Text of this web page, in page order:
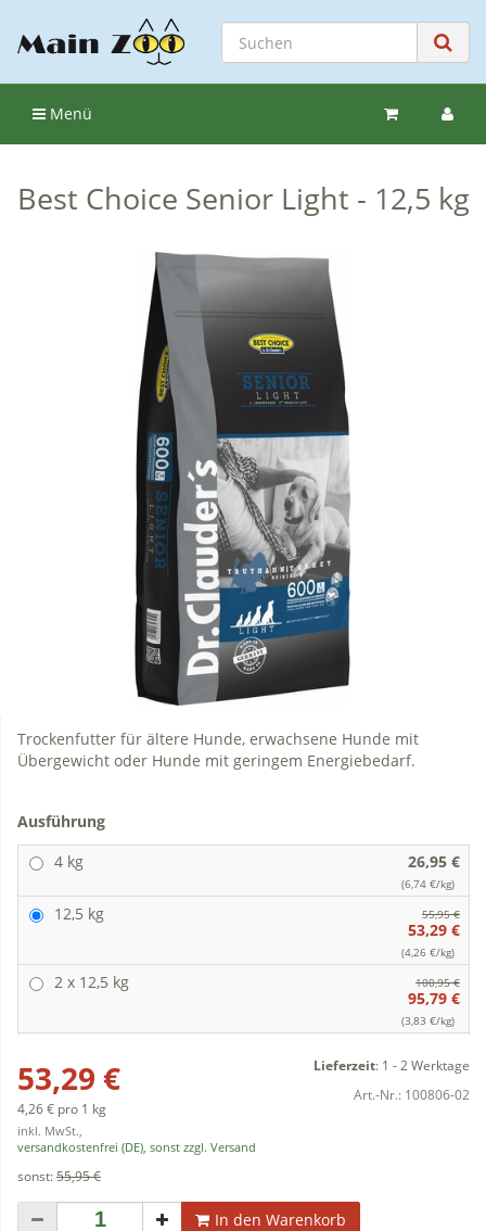
Menü
Best Choice Senior Light - 12,5 kg
Trockenfutter für ältere Hunde, erwachsene Hunde mit
Übergewicht oder Hunde mit geringem Energiebedarf.
Ausführung
4 kg
26,95 €
(6,74 €/kg)
12,5 kg 55,95 €
53,29 €
(4,26 €/kg)
2 x 12,5 kg 100,95 €
95,79 €
(3,83 €/kg)
53,29 €
4,26 € pro 1 kg
inkl. MwSt.,
versandkostenfrei (DE), sonst zzgl. Versand
sonst:55,95 €
Lieferzeit: 1 - 2 Werktage
Art.-Nr.: 100806-02
In den Warenkorb